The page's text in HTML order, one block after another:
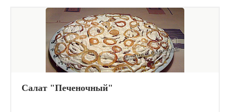
Салат "Печеночный"